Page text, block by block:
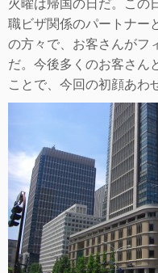
職ビザ関係のパートナー
の方々で、お客さんがフ
だ。今後多くのお客さん
ことで、今回の初顔あわ